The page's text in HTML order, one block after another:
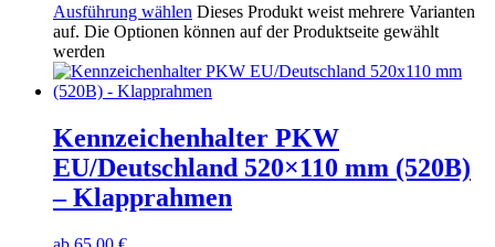
Ausführung wählen Dieses Produkt weist mehrere Varianten
auf. Die Optionen können auf der Produktseite gewählt
werden
Kennzeichenhalter PKW
EU/Deutschland 520×110 mm (520B)
– Klapprahmen